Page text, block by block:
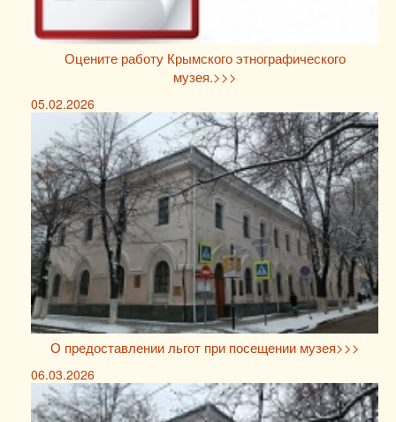
Оцените работу Крымского этнографического
музея.>>>
05.02.2026
О предоставлении льгот при посещении музея>>>
06.03.2026